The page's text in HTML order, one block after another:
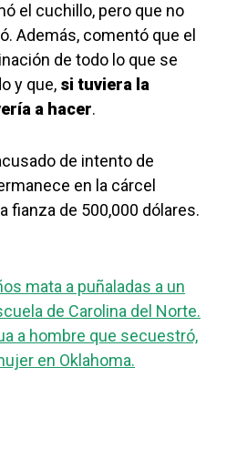
el cuchillo, pero que no
Además, comentó que el
de todo lo que se
y que, si tuviera la
a hacer.
de intento de
en la cárcel
fianza de 500,000 dólares.
mata a puñaladas a un
de Carolina del Norte.
a hombre que secuestró,
en Oklahoma.